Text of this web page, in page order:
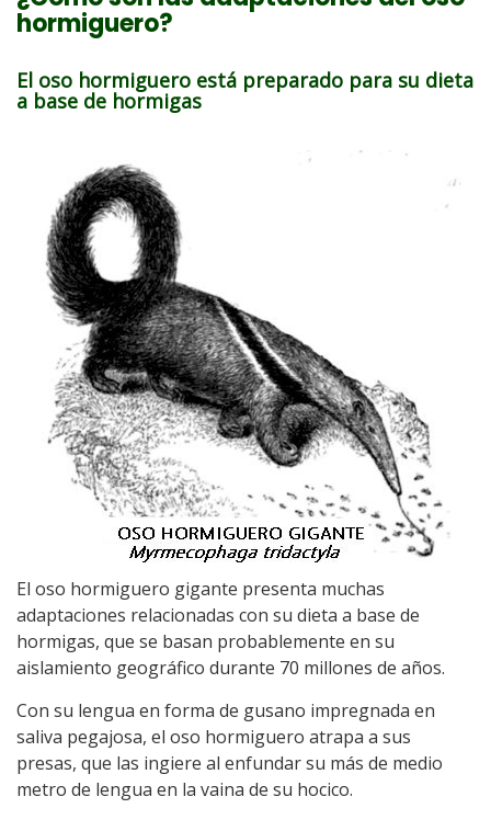
hormiguero?
El oso hormiguero está preparado para su dieta
a base de hormigas
El oso hormiguero gigante presenta muchas
adaptaciones relacionadas con su dieta a base de
hormigas, que se basan probablemente en su
aislamiento geográfico durante 70 millones de años.
Con su lengua en forma de gusano impregnada en
saliva pegajosa, el oso hormiguero atrapa a sus
presas, que las ingiere al enfundar su más de medio
metro de lengua en la vaina de su hocico.